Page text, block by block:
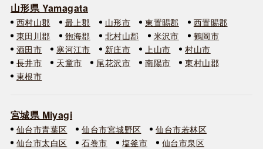
山形県 Yamagata
西村山郡 最上郡 山形市 東置賜郡
西置賜郡
東田川郡
飽海郡 北村山郡 米沢市
鶴岡市
酒田市
寒河江市 新庄市 上山市
村山市
長井市
天童市 尾花沢市 南陽市
東村山郡
東根市
宮城県 Miyagi
仙台市青葉区 仙台市宮城野区
仙台市若林区
仙台市太白区
石巻市 塩釜市
仙台市泉区